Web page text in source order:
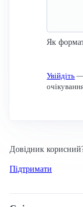
Як
Увійдіть —
Довідник
Підтримати